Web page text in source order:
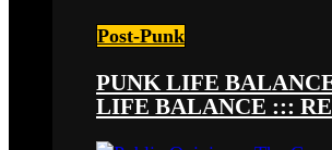
Post-Punk
PUNK LIFE
LIFE BALANCE :::